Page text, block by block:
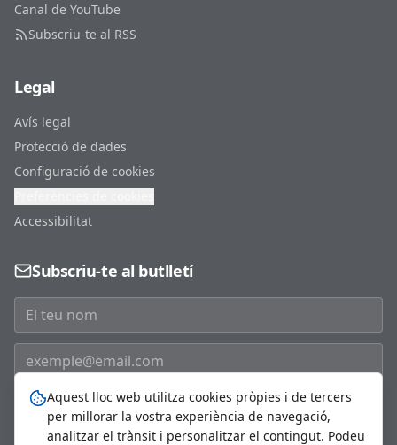
Canal de YouTube
Subscriu-te al RSS
Legal
Avís legal
Protecció de dades
Configuració de cookies
Accessibilitat
Subscriu-te al butlletí
Subscriure'm
Aquest lloc web utilitza cookies pròpies i de tercers
per millorar la vostra experiència de navegació,
analitzar el trànsit i personalitzar el contingut. Podeu